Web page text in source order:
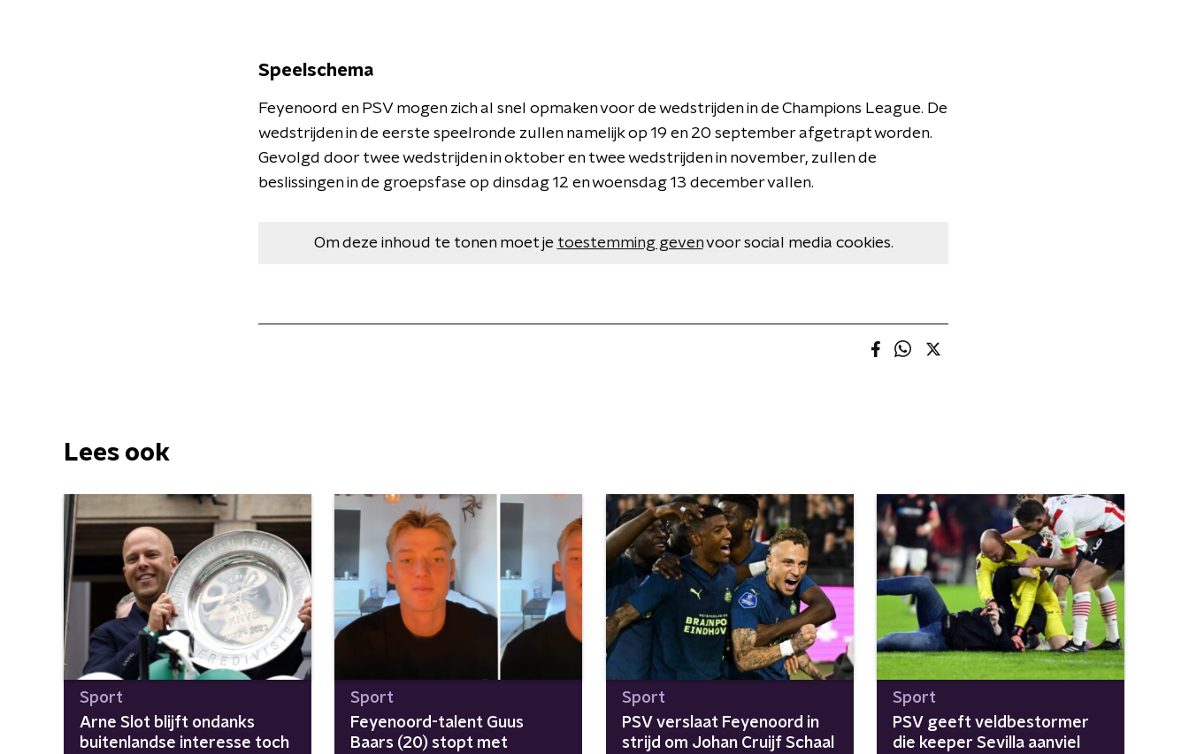
Speelschema
Feyenoord en PSV mogen zich al snel opmaken voor de wedstrijden in de Champions League. De
wedstrijden in de eerste speelronde zullen namelijk op 19 en 20 september afgetrapt worden.
Gevolgd door twee wedstrijden in oktober en twee wedstrijden in november, zullen de
beslissingen in de groepsfase op dinsdag 12 en woensdag 13 december vallen.
Om deze inhoud te tonen moet je toestemming gevenvoor social media cookies.
Lees ook
Sport
Arne Slot blijft ondanks
buitenlandse interesse toch
Sport
Feyenoord-talent Guus
Baars (20) stopt met
Sport
PSV verslaat Feyenoord in
strijd om Johan Cruijf Schaal
Sport
PSV geeft veldbestormer
die keeper Sevilla aanviel